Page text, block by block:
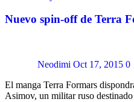
Nuevo spin-off de Terra
Neodimi Oct 17, 2015 0
El manga Terra Formars
Asimov, un militar ruso